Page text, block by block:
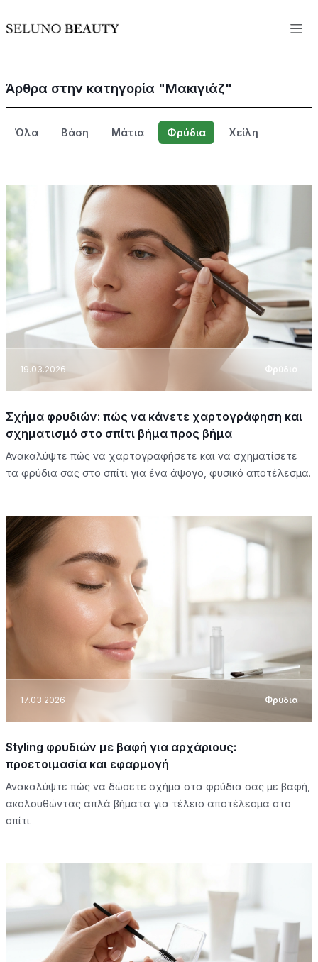
Άρθρα στην κατηγορία "Μακιγιάζ"
Όλα Βάση Μάτια Φρύδια Χείλη
19.03.2026 Φρύδια
Σχήμα φρυδιών: πώς να κάνετε χαρτογράφηση και
σχηματισμό στο σπίτι βήμα προς βήμα
Ανακαλύψτε πώς να χαρτογραφήσετε και να σχηματίσετε
τα φρύδια σας στο σπίτι για ένα άψογο, φυσικό αποτέλεσμα.
17.03.2026 Φρύδια
Styling φρυδιών με βαφή για αρχάριους:
προετοιμασία και εφαρμογή
Ανακαλύψτε πώς να δώσετε σχήμα στα φρύδια σας με βαφή,
ακολουθώντας απλά βήματα για τέλειο αποτέλεσμα στο
σπίτι.